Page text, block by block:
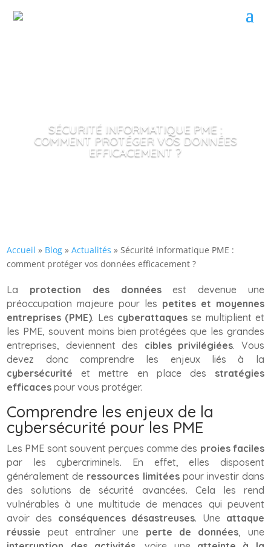
SÉCURITÉ INFORMATIQUE PME :
COMMENT PROTÉGER VOS DONNÉES
EFFICACEMENT ?
Accueil » Blog »Actualités »Sécurité informatique PME :
comment protéger vos données efficacement ?
La protection des donnéesest devenue une
préoccupation majeure pour les petites et moyennes
entreprises (PME). Les cyberattaques se multiplient et
les PME, souvent moins bien protégées que les grandes
entreprises, deviennent des cibles privilégiées. Vous
devez donc comprendre les enjeux liés à la
cybersécurité et mettre en place des stratégies
efficaces pour vous protéger.
Comprendre les enjeux de la
cybersécurité pour les PME
Les PME sont souvent perçues comme des proies faciles
par les cybercriminels. En effet, elles disposent
généralement de ressources limitéespour investir dans
des solutions de sécurité avancées. Cela les rend
vulnérables à une multitude de menaces qui peuvent
avoir des conséquences désastreuses. Une attaque
réussie peut entraîner une perte de données, une